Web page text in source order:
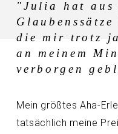
"Julia hat aus
die mir trotz
an meinem
verborgen
Mein größtes Aha-
tatsächlich meine